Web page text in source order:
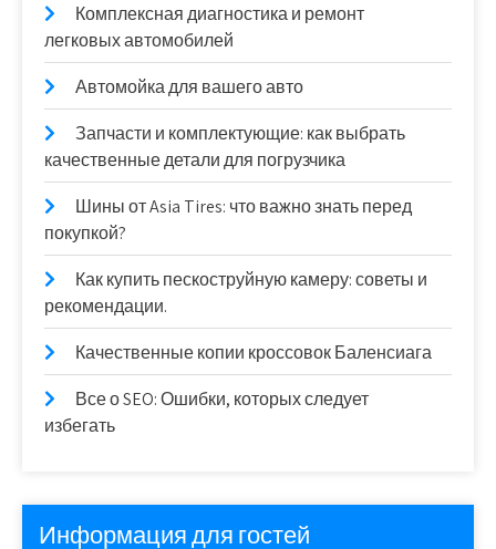
Комплексная диагностика и ремонт
легковых автомобилей
Автомойка для вашего авто
Запчасти и комплектующие: как выбрать
качественные детали для погрузчика
Шины от Asia Tires: что важно знать перед
покупкой?
Как купить пескоструйную камеру: советы и
рекомендации.
Качественные копии кроссовок Баленсиага
Все о SEO: Ошибки, которых следует
избегать
Информация для гостей